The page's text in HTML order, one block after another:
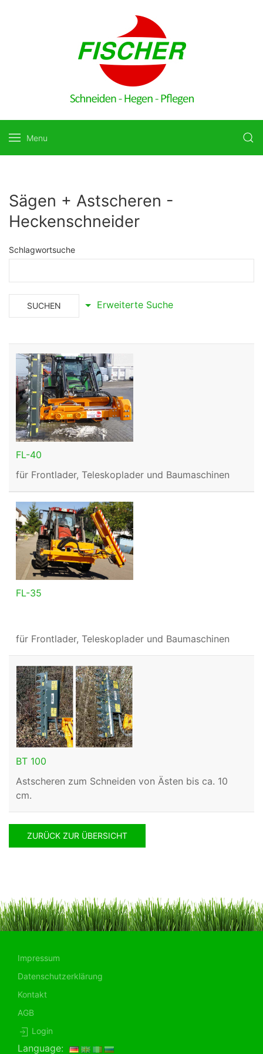
Menu
Sägen + Astscheren -
Heckenschneider
Schlagwortsuche
SUCHEN Erweiterte Suche
FL-40
für Frontlader, Teleskoplader und Baumaschinen
FL-35
für Frontlader, Teleskoplader und Baumaschinen
BT 100
Astscheren zum Schneiden von Ästen bis ca. 10
cm.
ZURÜCK ZUR ÜBERSICHT
Impressum
Datenschutzerklärung
Kontakt
AGB
Login
Language: